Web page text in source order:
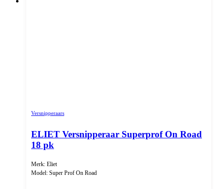
Versnipperaars
ELIET Versnipperaar Superprof On Road
18 pk
Merk: Eliet
Model: Super Prof On Road